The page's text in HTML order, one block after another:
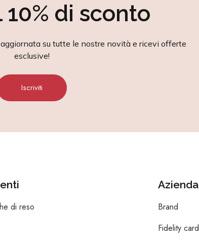
di sconto
su tutte le nostre novità e ricevi offerte
esclusive!
Iscriviti
di reso
Azienda
Brand
Fidelity card